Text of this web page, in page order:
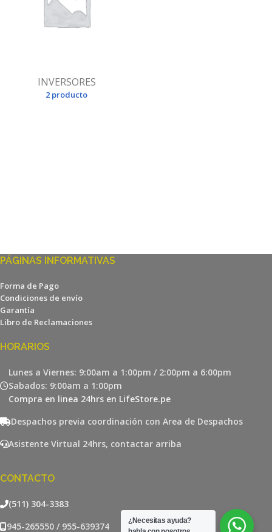
INVERSORES
2 producto
PÁGINAS INFORMATIVAS
Forma de Pago
Condiciones de envío
Garantía
Libro de Reclamaciones
HORARIOS
Lunes a Viernes: 9:00am a 1:00pm / 2:00pm a 6:00pm
Sabados: 9:00am a 1:00pm
Compra en linea 24hrs en LifeStore.pe
Despachos previa coordinación con Area de Despachos
Asistente Virtual 24hrs, contactar arriba
CONTACTO
(511) 304-3383
945-265550 / 955-639374
¿Necesitas ayuda?